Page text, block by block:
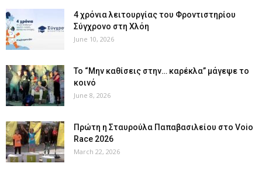
4 χρόνια λειτουργίας του Φροντιστηρίου
Σύγχρονο στη Χλόη
June 10, 2026
Το “Μην καθίσεις στην… καρέκλα” μάγεψε το
κοινό
June 8, 2026
Πρώτη η Σταυρούλα Παπαβασιλείου στο Voio
Race 2026
March 22, 2026